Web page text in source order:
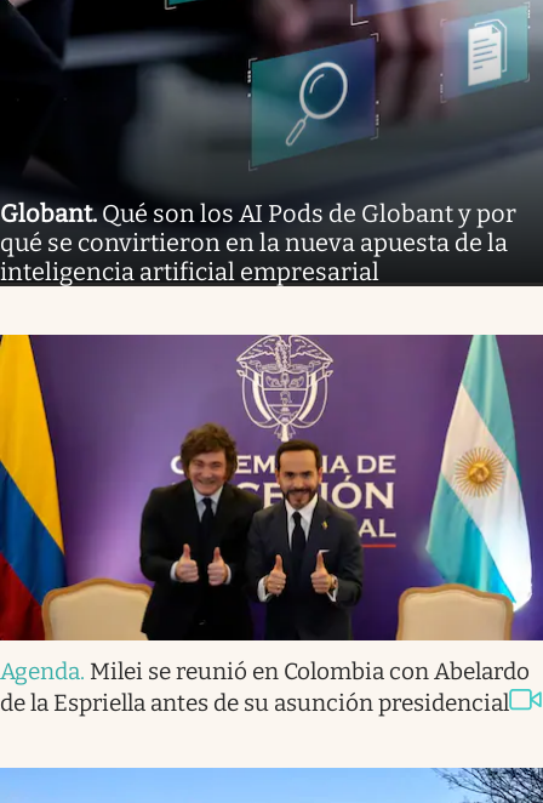
Globant.Qué son los AI Pods de Globant y por
qué se convirtieron en la nueva apuesta de la
inteligencia artificial empresarial
Agenda. Milei se reunió en Colombia con Abelardo
de la Espriella antes de su asunción presidencial